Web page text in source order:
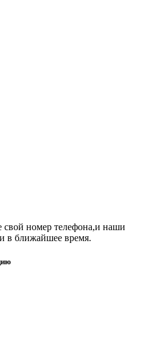
свой номер телефона,и наши
в ближайшее время.